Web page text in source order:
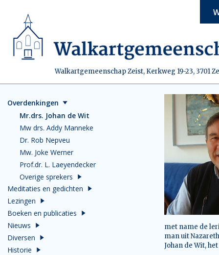
Walkartgemeenschap Zeist, Kerkweg 19-23, 3701
Overdenkingen
Mr.drs. Johan de Wit
Mw drs. Addy Manneke
Dr. Rob Nepveu
Mw. Joke Werner
Prof.dr. L. Laeyendecker
Overige sprekers
Meditaties en gedichten
Lezingen
Boeken en publicaties
Nieuws
Diversen
Historie
met name de
man uit
Johan de Wit,